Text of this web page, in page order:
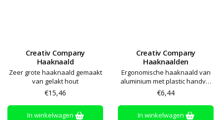
Creativ Company
Haaknaald
Zeer grote haaknaald gemaakt
van gelakt hout
€15,46
In winkelwagen
Creativ Company
Haaknaalden
Ergonomische haaknaald van
aluminium met plastic handvat
met softgrip
€6,44
In winkelwagen